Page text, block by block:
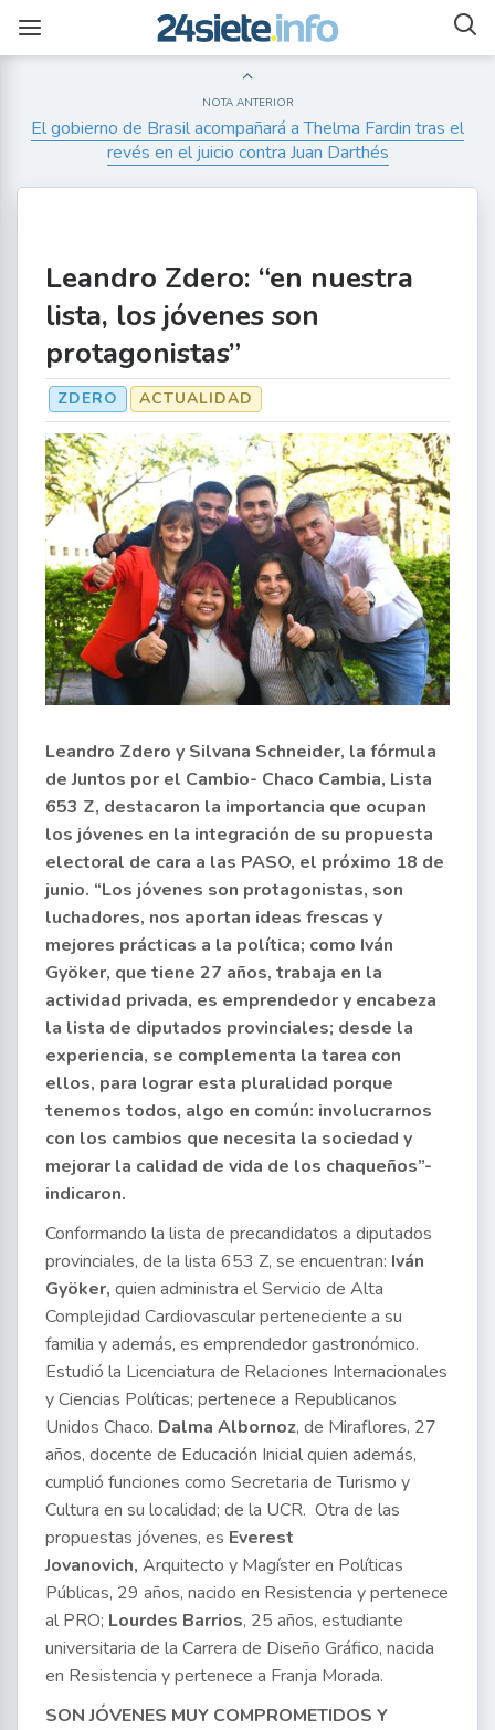
NOTA ANTERIOR
El gobierno de Brasil acompañará a Thelma Fardin tras el
revés en el juicio contra Juan Darthés
Leandro Zdero: “en nuestra
lista, los jóvenes son
protagonistas”
ZDERO ACTUALIDAD
Leandro Zdero y Silvana Schneider, la fórmula
de Juntos por el Cambio- Chaco Cambia, Lista
653 Z, destacaron la importancia que ocupan
los jóvenes en la integración de su propuesta
electoral de cara a las PASO, el próximo 18 de
junio. “Los jóvenes son protagonistas, son
luchadores, nos aportan ideas frescas y
mejores prácticas a la política; como Iván
Gyöker, que tiene 27 años, trabaja en la
actividad privada, es emprendedor y encabeza
la lista de diputados provinciales; desde la
experiencia, se complementa la tarea con
ellos, para lograr esta pluralidad porque
tenemos todos, algo en común: involucrarnos
con los cambios que necesita la sociedad y
mejorar la calidad de vida de los chaqueños”-
indicaron.
Conformando la lista de precandidatos a diputados
provinciales, de la lista 653 Z, se encuentran: Iván
Gyöker, quien administra el Servicio de Alta
Complejidad Cardiovascular perteneciente a su
familia y además, es emprendedor gastronómico.
Estudió la Licenciatura de Relaciones Internacionales
y Ciencias Políticas; pertenece a Republicanos
Unidos Chaco. Dalma Albornoz, de Miraflores, 27
años, docente de Educación Inicial quien además,
cumplió funciones como Secretaria de Turismo y
Cultura en su localidad; de la UCR. Otra de las
propuestas jóvenes, es Everest
Jovanovich, Arquitecto y Magíster en Políticas
Públicas, 29 años, nacido en Resistencia y pertenece
al PRO; Lourdes Barrios, 25 años, estudiante
universitaria de la Carrera de Diseño Gráfico, nacida
en Resistencia y pertenece a Franja Morada.
SON JÓVENES MUY COMPROMETIDOS Y